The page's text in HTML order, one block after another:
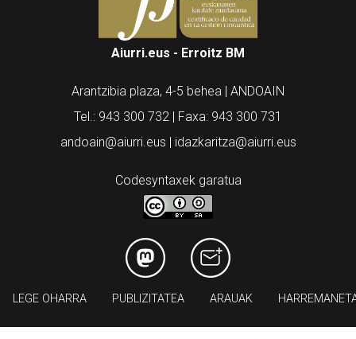
Aiurri.eus - Erroitz BM
Arantzibia plaza, 4-5 behea | ANDOAIN
Tel.: 943 300 732 | Faxa: 943 300 731
andoain@aiurri.eus | idazkaritza@aiurri.eus
Codesyntaxek garatua
LEGE OHARRA PUBLIZITATEA ARAUAK